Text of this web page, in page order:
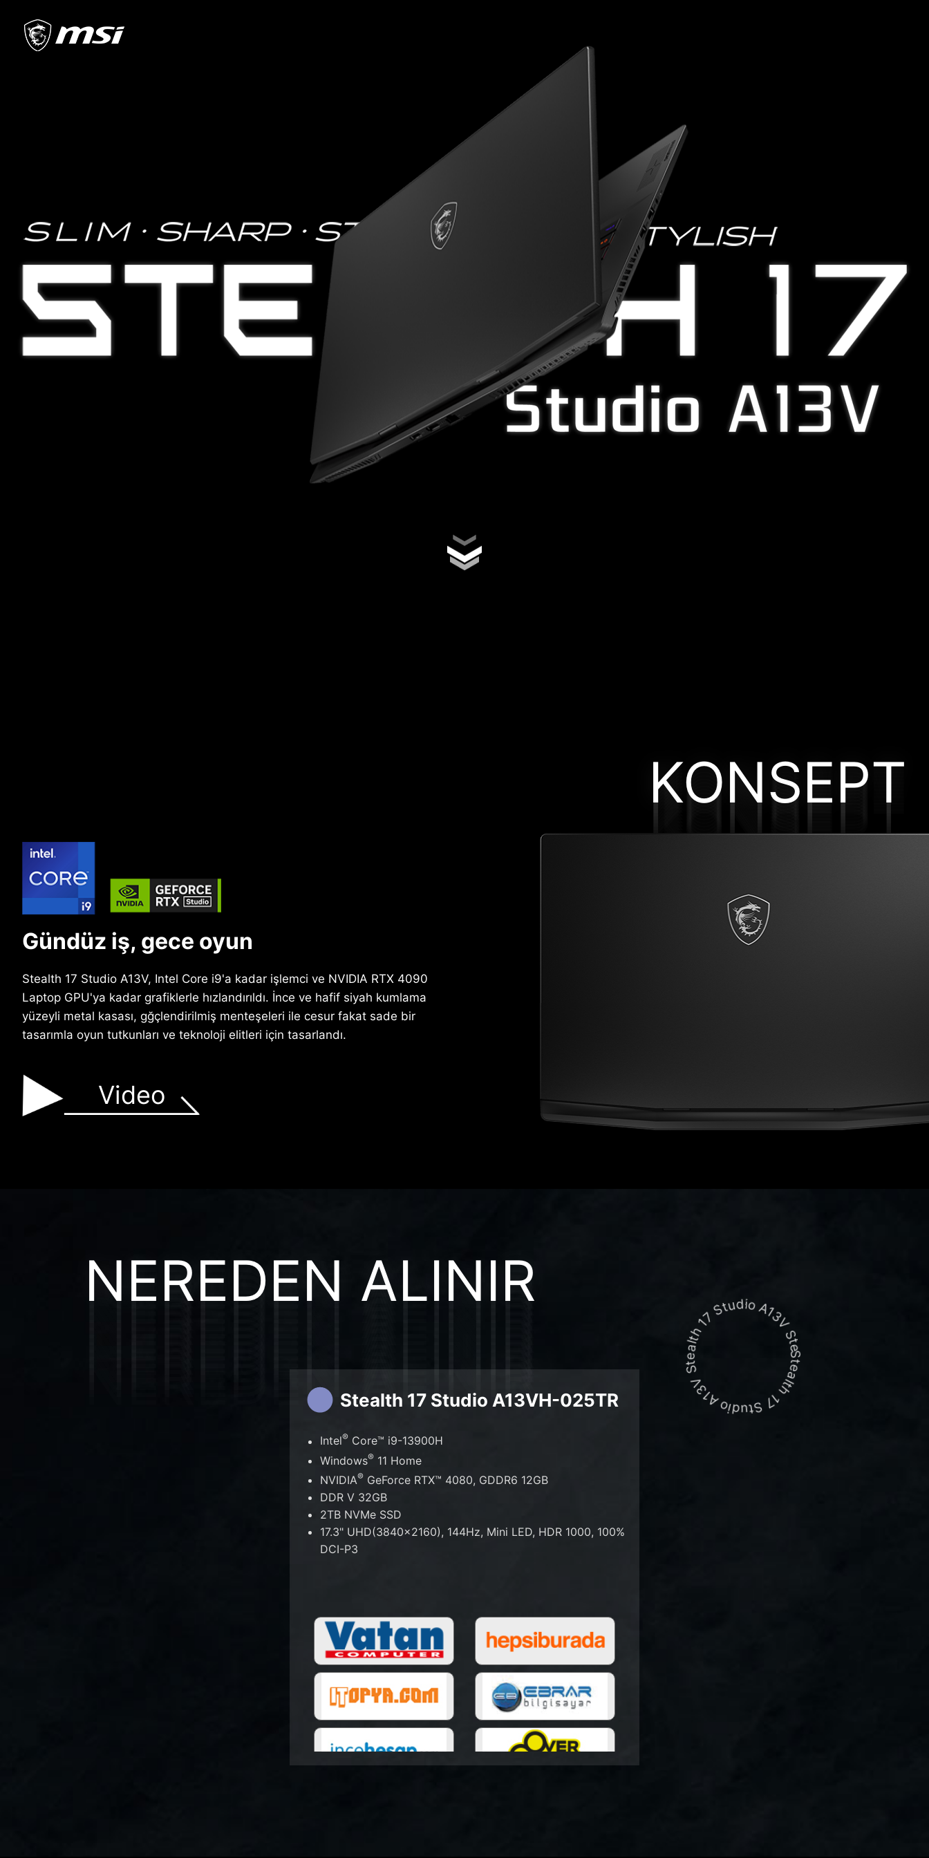
KONSEPT
Gündüz iş, gece oyun
Stealth 17 Studio A13V, Intel Core i9'a kadar işlemci ve NVIDIA RTX 4090
Laptop GPU'ya kadar grafiklerle hızlandırıldı. İnce ve hafif siyah kumlama
yüzeyli metal kasası, gğçlendirilmiş menteşeleri ile cesur fakat sade bir
tasarımla oyun tutkunları ve teknoloji elitleri için tasarlandı.
Video
Stealth 17 Studio A13V Stealth 17 Studio A13V Stealth 17 Studio A13V
NEREDEN ALINIR
Stealth 17 Studio A13VH-025TR
Intel® Core™ i9-13900H
Windows® 11 Home
NVIDIA® GeForce RTX™ 4080, GDDR6 12GB
DDR V 32GB
2TB NVMe SSD
17.3" UHD(3840x2160), 144Hz, Mini LED, HDR 1000, 100%
DCI-P3